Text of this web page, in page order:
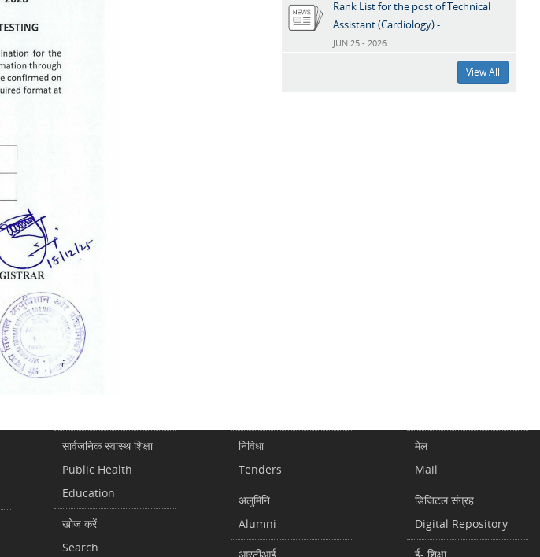
Rank List for the post of Technical
Assistant (Cardiology) -...
JUN 25 - 2026
View All
सार्वजनिक स्वास्थ शिक्षा
Public Health
Education
खोज करें
Search
निविधा
Tenders
अलुमिनि
Alumni
मेल
Mail
डिजिटल संग्रह
Digital Repository